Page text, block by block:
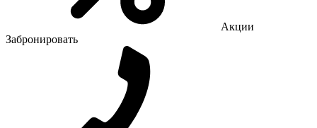
Акции
Забронировать